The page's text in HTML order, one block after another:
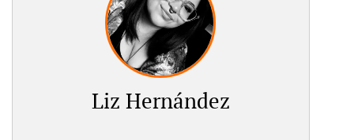
Liz Hernández